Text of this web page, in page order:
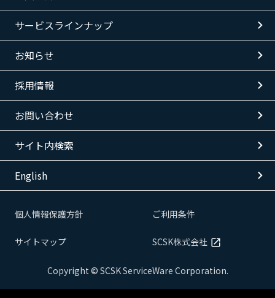
サービスラインナップ
お知らせ
採用情報
お問い合わせ
サイト内検索
English
個人情報保護方針 ご利用条件
サイトマップ SCSK株式会社
Copyright © SCSK ServiceWare Corporation.